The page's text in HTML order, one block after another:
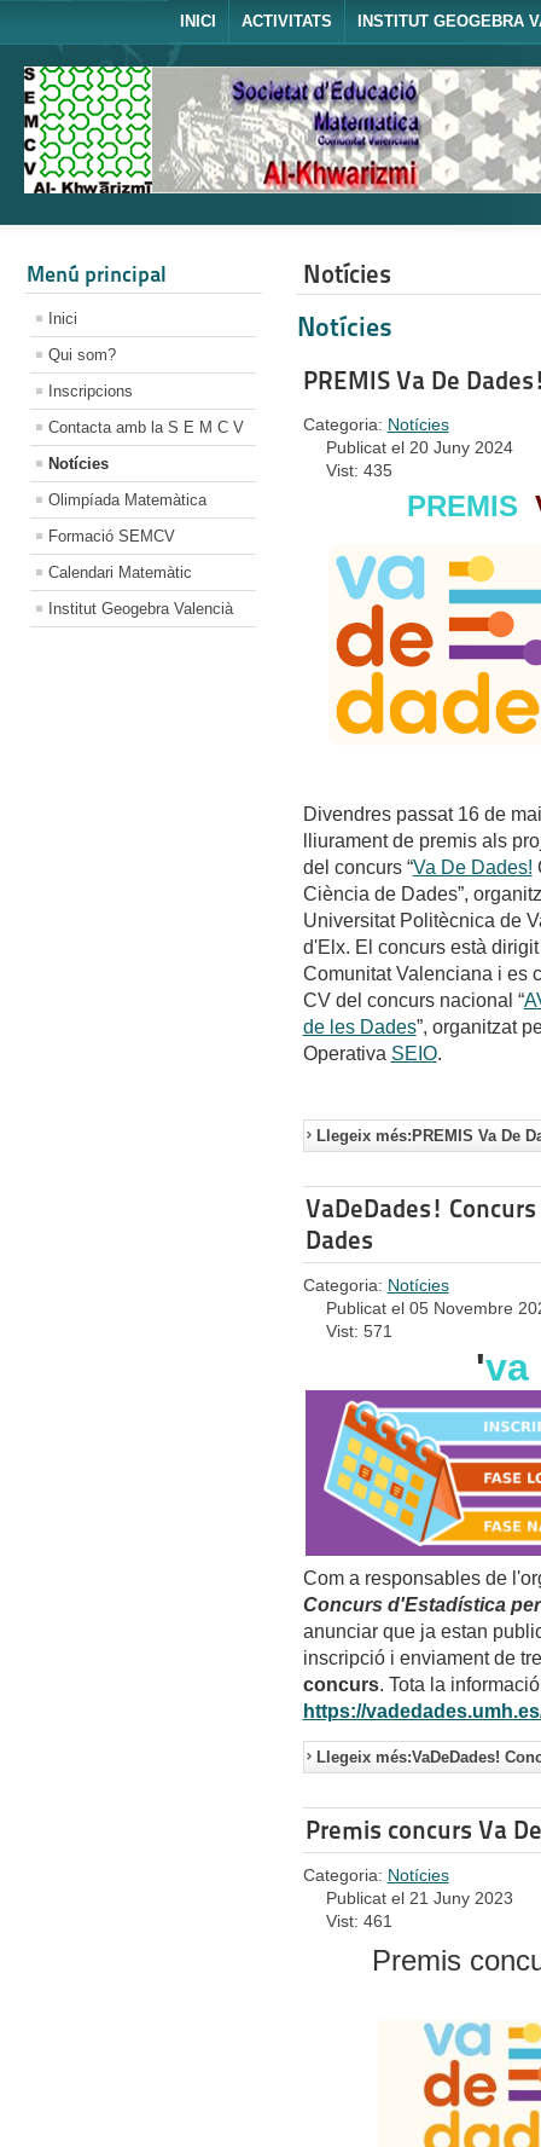
INICI ACTIVITATS INSTITUT GEOGEBRA
Menú principal
Inici
Qui som?
Inscripcions
Contacta amb la S E M C V
Notícies
Olimpíada Matemàtica
Formació SEMCV
Calendari Matemàtic
Institut Geogebra Valencià
Notícies
Notícies
PREMIS Va De
Categoria: Notícies
Publicat el 20 Juny 2024
Vist: 435
PREMIS
Divendres passat 16 de
lliurament de premis als
del concurs “Va De Dades!
Ciència de Dades”,
Universitat Politècnica de
d'Elx. El concurs està
Comunitat Valenciana i es
CV del concurs nacional “
de les Dades”, organitzat
Operativa SEIO.
Llegeix més:PREMIS Va De
VaDeDades!
Dades
Categoria: Notícies
Publicat el 05 Novembre
Vist: 571
'va
Com a responsables de
Concurs d'Estadística
anunciar que ja estan
inscripció i enviament de
concurs. Tota la
https://
Llegeix més:VaDeDades!
Premis concurs Va
Categoria: Notícies
Publicat el 21 Juny 2023
Vist: 461
Premis